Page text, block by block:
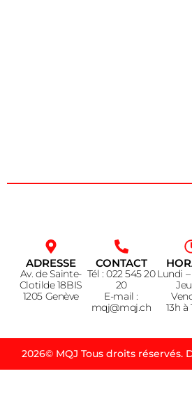
ADRESSE
Av. de Sainte-
Clotilde 18BIS
1205 Genève
CONTACT
Tél : 022 545 20
20
E-mail :
mqj@mqj.ch
Lundi
13h à
2026© MQJ Tous droits réservés.